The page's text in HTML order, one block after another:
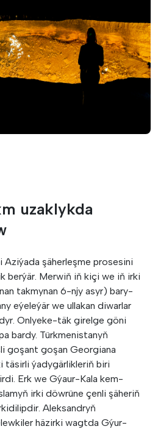
uzaklykda
şäherleşme prosesini
berýär. Merwiň iň kiçi we iň irki
takmynan 6-njy asyr) bary-
eýeleýär we ullakan diwarlar
Onlyeke-täk girelge göni
bardy. Türkmenistanyň
goşant goşan Georgiana
täsirli ýadygärlikleriň biri
Erk we Gýaur-Kala kem-
irki döwrüne çenli şäheriň
Aleksandryň
häzirki wagtda Gýur-